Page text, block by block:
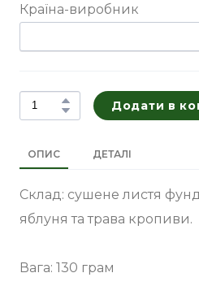
Країна-виробник
Додати в
ОПИС ДЕТАЛІ
Склад: сушене листя
яблуня та трава кропиви.
Вага: 130 грам